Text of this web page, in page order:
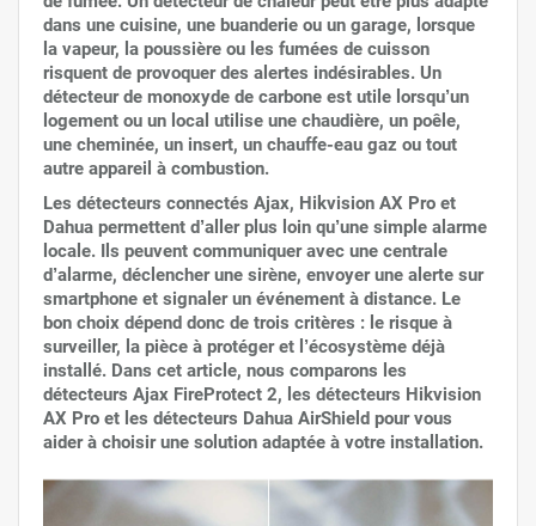
dans une cuisine, une buanderie ou un garage, lorsque
la vapeur, la poussière ou les fumées de cuisson
risquent de provoquer des alertes indésirables. Un
détecteur de monoxyde de carbone est utile lorsqu’un
logement ou un local utilise une chaudière, un poêle,
une cheminée, un insert, un chauffe-eau gaz ou tout
autre appareil à combustion.
Les détecteurs connectés Ajax, Hikvision AX Pro et
Dahua permettent d’aller plus loin qu’une simple alarme
locale. Ils peuvent communiquer avec une centrale
d’alarme, déclencher une sirène, envoyer une alerte sur
smartphone et signaler un événement à distance. Le
bon choix dépend donc de trois critères : le risque à
surveiller, la pièce à protéger et l’écosystème déjà
installé. Dans cet article, nous comparons les
détecteurs Ajax FireProtect 2, les détecteurs Hikvision
AX Pro et les détecteurs Dahua AirShield pour vous
aider à choisir une solution adaptée à votre installation.